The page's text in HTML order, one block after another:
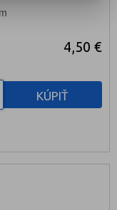
4,50 €
KÚPIŤ